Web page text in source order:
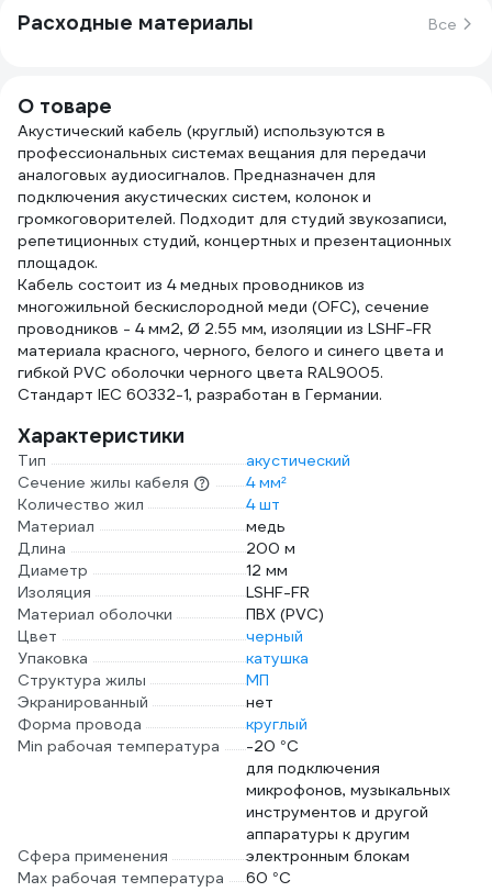
Расходные материалы Все
О товаре
Акустический кабель (круглый) используются в
профессиональных системах вещания для передачи
аналоговых аудиосигналов. Предназначен для
подключения акустических систем, колонок и
громкоговорителей. Подходит для студий звукозаписи,
репетиционных студий, концертных и презентационных
площадок.
Кабель состоит из 4 медных проводников из
многожильной бескислородной меди (OFC), сечение
проводников - 4 мм2, Ø 2.55 мм, изоляции из LSHF-FR
материала красного, черного, белого и синего цвета и
гибкой PVC оболочки черного цвета RAL9005.
Стандарт IEC 60332-1, разработан в Германии.
Характеристики
Тип
акустический
Сечение жилы кабеля
4 мм²
Количество жил
4 шт
Материал
медь
Длина
200 м
Диаметр
12 мм
Изоляция
LSHF-FR
Материал оболочки
ПВХ (PVC)
Цвет
черный
Упаковка
катушка
Структура жилы
МП
Экранированный
нет
Форма провода
круглый
Min рабочая температура
-20 °С
Сфера применения
для подключения
микрофонов, музыкальных
инструментов и другой
аппаратуры к другим
электронным блокам
Max рабочая температура
60 °С